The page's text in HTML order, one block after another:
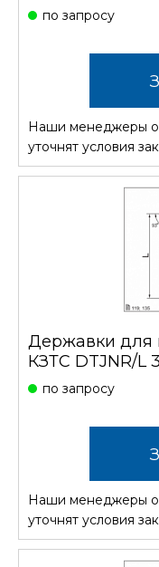
по запросу
Наши менеджеры
уточнят условия
Державки для
КЗТС DTJNR/L
по запросу
Наши менеджеры
уточнят условия